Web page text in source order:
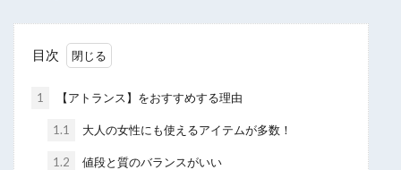
目次
1 【アトランス】をおすすめする理由
1.1 大人の女性にも使えるアイテムが多数！
1.2 値段と質のバランスがいい